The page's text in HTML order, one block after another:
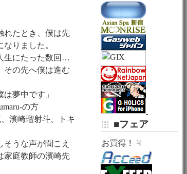
れたとき、僕は先
りました。
生にたった数回…
その先へ僕は進む
夢中です」
の方
濱崎瑠射斗、トキ
そうな声が聞こえ
家庭教師の濱崎先
新和ビル３０２
（Ｂ１階味噌らーめん
■フェア
☟ さらにお買得！ ☟